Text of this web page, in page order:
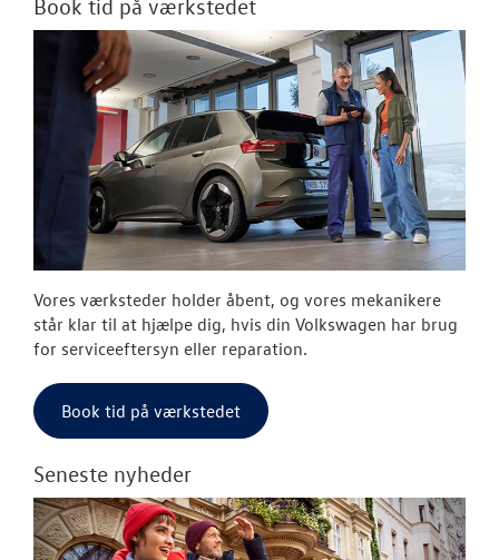
Book tid på værkstedet
Vores værksteder holder åbent, og vores mekanikere
står klar til at hjælpe dig, hvis din Volkswagen har brug
for serviceeftersyn eller reparation.
Book tid på værkstedet
Seneste nyheder